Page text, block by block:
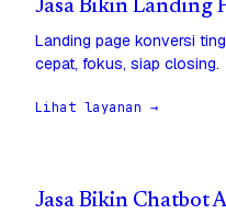
Jasa Bikin Landing
Landing page konversi
cepat, fokus, siap closing.
Lihat layanan →
Jasa Bikin Chatbot